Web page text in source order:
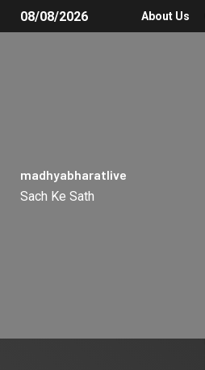
08/08/2026 About Us
madhyabharatlive
Sach Ke Sath